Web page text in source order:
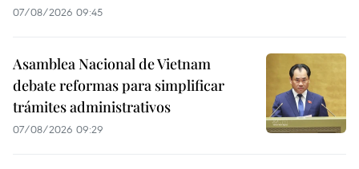
07/08/2026 09:45
Asamblea Nacional de Vietnam
debate reformas para simplificar
trámites administrativos
07/08/2026 09:29